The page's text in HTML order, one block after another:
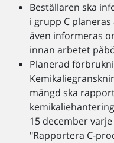
Beställaren ska
i grupp C
även informeras
innan arbetet
Planerad
mängd ska
15 december
"Rapportera C-